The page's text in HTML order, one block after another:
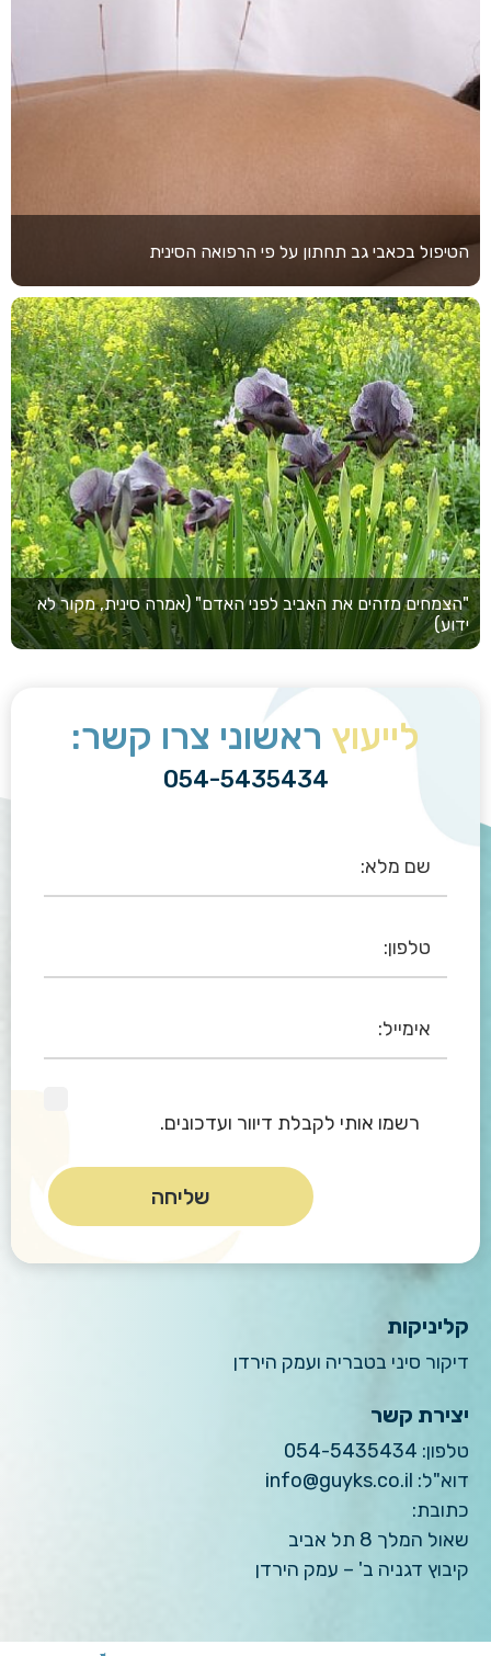
הטיפול בכאבי גב תחתון על פי הרפואה הסינית
"הצמחים מזהים את האביב לפני האדם" (אמרה סינית, מקור לא
ידוע)
לייעוץ ראשוני צרו קשר:
054-5435434
רשמו אותי לקבלת דיוור ועדכונים.
קליניקות
דיקור סיני בטבריה ועמק הירדן
יצירת קשר
טלפון: 054-5435434
דוא"ל: info@guyks.co.il
כתובת:
שאול המלך 8 תל אביב
קיבוץ דגניה ב' – עמק הירדן